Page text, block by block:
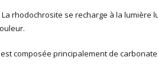
La rhodochrosite se recharge à la
composée principalement de